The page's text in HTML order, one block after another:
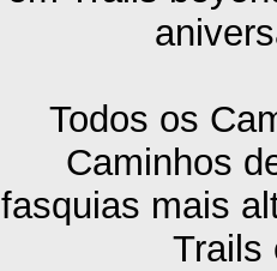
Todos os
Caminhos
fasquias mais
Trails